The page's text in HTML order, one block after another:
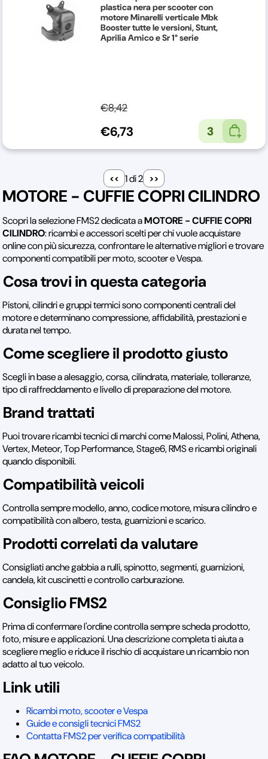
plastica nera per scooter con
motore Minarelli verticale Mbk
Booster tutte le versioni, Stunt,
Aprilia Amico e Sr 1° serie
€8,42
€6,73 3
1 di 2
MOTORE - CUFFIE COPRI CILINDRO
Scopri la selezione FMS2 dedicata aMOTORE - CUFFIE COPRI
CILINDRO: ricambi e accessori scelti per chi vuole acquistare
online con più sicurezza, confrontare le alternative migliori e trovare
componenti compatibili per moto, scooter e Vespa.
Cosa trovi in questa categoria
Pistoni, cilindri e gruppi termici sono componenti centrali del
motore e determinano compressione, affidabilità, prestazioni e
durata nel tempo.
Come scegliere il prodotto giusto
Scegli in base a alesaggio, corsa, cilindrata, materiale, tolleranze,
tipo di raffreddamento e livello di preparazione del motore.
Brand trattati
Puoi trovare ricambi tecnici di marchi come Malossi, Polini, Athena,
Vertex, Meteor, Top Performance, Stage6, RMS e ricambi originali
quando disponibili.
Compatibilità veicoli
Controlla sempre modello, anno, codice motore, misura cilindro e
compatibilità con albero, testa, guarnizioni e scarico.
Prodotti correlati da valutare
Consigliati anche gabbia a rulli, spinotto, segmenti, guarnizioni,
candela, kit cuscinetti e controllo carburazione.
Consiglio FMS2
Prima di confermare l'ordine controlla sempre scheda prodotto,
foto, misure e applicazioni. Una descrizione completa ti aiuta a
scegliere meglio e riduce il rischio di acquistare un ricambio non
adatto al tuo veicolo.
Link utili
Ricambi moto, scooter e Vespa
Guide e consigli tecnici FMS2
Contatta FMS2 per verifica compatibilità